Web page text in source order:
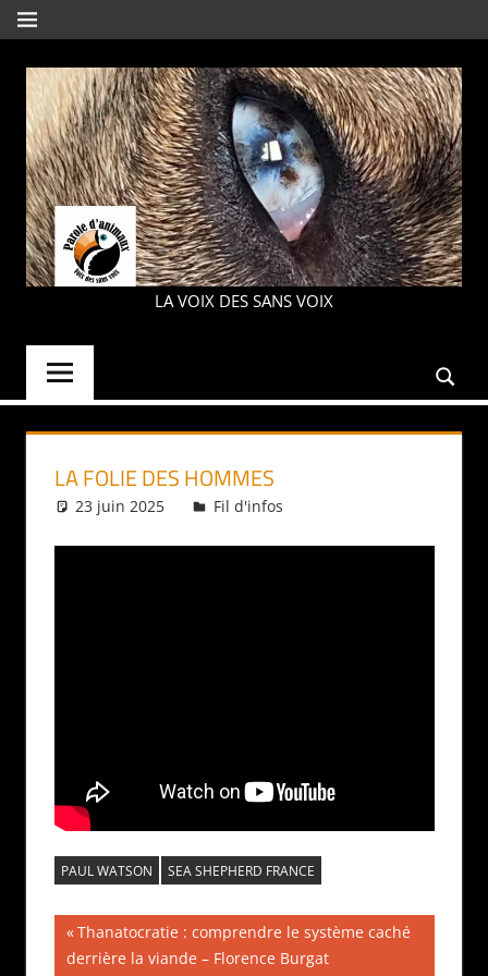
Aller
au
contenu
MENU
PAROLE
LA VOIX DES SANS VOIX
LA FOLIE DES HOMMES
23 juin 2025 Daniel
Fil d'infos
PAUL WATSON SEA SHEPHERD FRANCE
Navigation
Publication
précédente :
Thanatocratie : comprendre le système caché
derrière la viande – Florence Burgat